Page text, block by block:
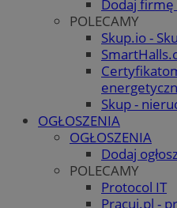
Dodaj firmę
POLECAMY
Skup.io -
Skup -
OGŁOSZENIA
OGŁOSZENIA
Dodaj
POLECAMY
Protocol IT
Pracuj.pl -